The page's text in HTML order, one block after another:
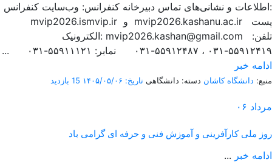
اطلاعات و نشانی‌های تماس دبیرخانه کنفرانس: وب‌سایت کنفرانس:
mvip2026.ismvip.ir و mvip2026.kashanu.ac.ir پست
الکترونیک: mvip2026.kashan@gmail.com تلفن:
۵۵۹۱۲۴۱۹-۰۳۱ ، ۵۵۹۱۲۴۸۷-۰۳۱ نمابر: ۵۵۹۱۱۱۲۱-۰۳۱ ...
ادامه خبر
منبع: دانشگاه کاشان دسته: دانشگاهی تاریخ: ۱۴۰۵/۰۵/۰۶ 15 بازدید
۰۶ مرداد
روز ملی کارآفرینی و آموزش فنی و حرفه ای گرامی باد
... ادامه خبر